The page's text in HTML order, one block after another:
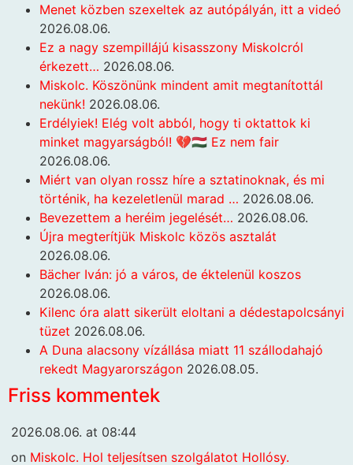
Menet közben szexeltek az autópályán, itt a videó
2026.08.06.
Ez a nagy szempillájú kisasszony Miskolcról
érkezett… 2026.08.06.
Miskolc. Köszönünk mindent amit megtanítottál
nekünk! 2026.08.06.
Erdélyiek! Elég volt abból, hogy ti oktattok ki
minket magyarságból! 💔🇭🇺 Ez nem fair
2026.08.06.
Miért van olyan rossz híre a sztatinoknak, és mi
történik, ha kezeletlenül marad … 2026.08.06.
Bevezettem a heréim jegelését… 2026.08.06.
Újra megterítjük Miskolc közös asztalát
2026.08.06.
Bächer Iván: jó a város, de éktelenül koszos
2026.08.06.
Kilenc óra alatt sikerült eloltani a dédestapolcsányi
tüzet 2026.08.06.
A Duna alacsony vízállása miatt 11 szállodahajó
rekedt Magyarországon 2026.08.05.
Friss kommentek
2026.08.06. at 08:44
on Miskolc. Hol teljesítsen szolgálatot Hollósy.